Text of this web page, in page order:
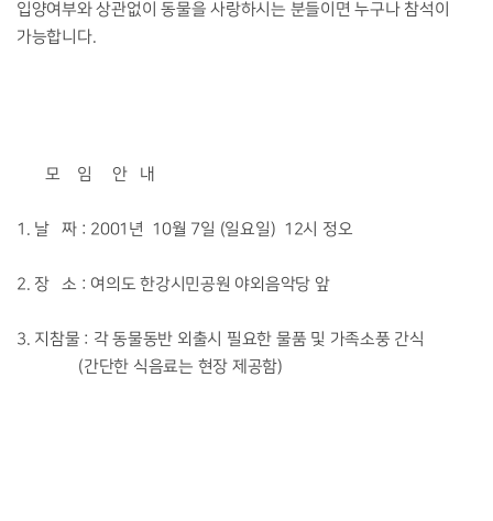
입양여부와 상관없이 동물을 사랑하시는 분들이면 누구나 참석이
가능합니다.
모 임 안 내
1. 날 짜 : 2001년 10월 7일 (일요일) 12시 정오
2. 장 소 : 여의도 한강시민공원 야외음악당 앞
3. 지참물 : 각 동물동반 외출시 필요한 물품 및 가족소풍 간식
(간단한 식음료는 현장 제공함)